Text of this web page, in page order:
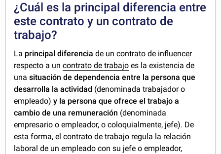
¿Cuál es la principal diferencia entre
este contrato y un contrato de
trabajo?
La principal diferenciade un contrato de influencer
respecto a uncontrato de trabajo es la existencia de
unasituación de dependencia entre la persona que
desarrolla la actividad (denominada trabajador o
empleado) y la persona que ofrece el trabajo a
cambio de una remuneración (denominada
empresario o empleador, o coloquialmente, jefe). De
esta forma, el contrato de trabajo regula la relación
laboral de un empleado con su jefe o empleador,